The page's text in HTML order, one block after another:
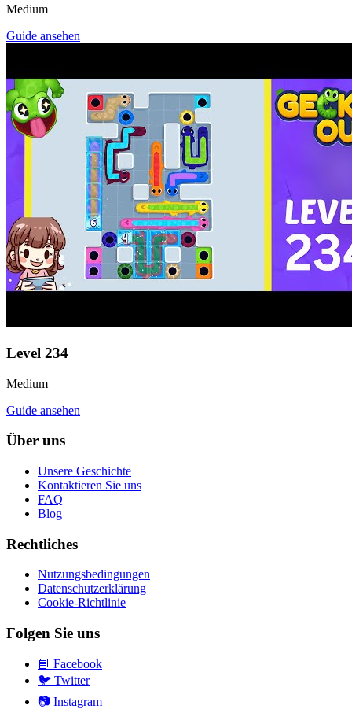
Medium
Guide ansehen
Level 234
Medium
Guide ansehen
Über uns
Unsere Geschichte
Kontaktieren Sie uns
FAQ
Blog
Rechtliches
Nutzungsbedingungen
Datenschutzerklärung
Cookie-Richtlinie
Folgen Sie uns
📘 Facebook
🐦 Twitter
📷 Instagram